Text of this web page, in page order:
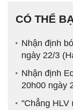
CÓ THỂ
Nhận định
ngày 22/3
Nhận định
20h00 ngày
"Chẳng HLV